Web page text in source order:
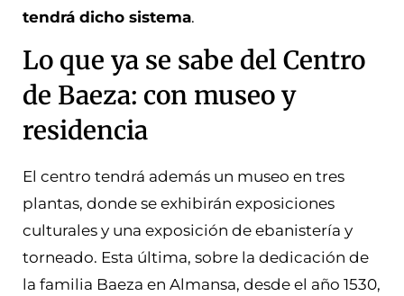
tendrá dicho sistema.
Lo que ya se sabe del Centro
de Baeza: con museo y
residencia
El centro tendrá además un museo en tres
plantas, donde se exhibirán exposiciones
culturales y una exposición de ebanistería y
torneado. Esta última, sobre la dedicación de
la familia Baeza en Almansa, desde el año 1530,